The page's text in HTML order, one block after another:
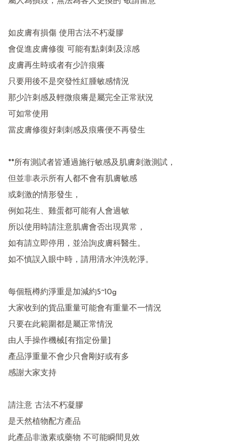
如皮膚有損傷 使用古法不朽凝膠
會促進皮膚修復 可能有點刺刺及涼感
皮膚再生時或者有少許痕癢
只要用後不是突發性紅腫敏感情況
那少許刺感及輕微痕癢是屬完全正常狀況
可如常使用
當皮膚修復好刺刺感及痕癢便不再發生
**所有測試者皆通過施行敏感及肌膚刺激測試，
但並非表示所有人都不會有肌膚敏感
或刺激的情形發生，
例如花生、雞蛋都可能有人會過敏
所以使用時請注意肌膚會否出現異常，
如有請立即停用，並洽詢皮膚科醫生。
如不慎誤入眼中時，請用清水沖洗乾淨。
每個瓶樽約淨重是加減約5~10g
大家收到的貨品重量可能會有重量不一情況
只要在此範圍都是屬正常情況
由人手操作機械[有指定份量]
產品淨重量不會少只會剛好或有多
感謝大家支持
請注意 古法不朽凝膠
是天然植物配方產品
此產品非激素或藥物 不可能瞬間見效